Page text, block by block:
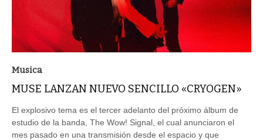
Musica
MUSE LANZAN NUEVO SENCILLO «CRYOGEN»
El explosivo tema es el tercer adelanto del próximo álbum de
estudio de la banda, The Wow! Signal, el cual anunciaron el
mes pasado en una transmisión desde el espacio y que